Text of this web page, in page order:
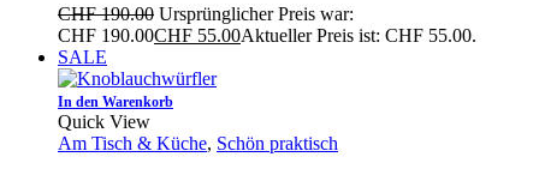
CHF190.00 Ursprünglicher Preis war:
CHF 190.00CHF 55.00Aktueller Preis ist: CHF 55.00.
SALE
In den Warenkorb
Quick View
Am Tisch & Küche, Schön praktisch